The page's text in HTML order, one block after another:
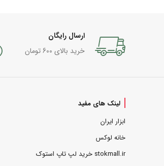
ارسال رایگان
خرید بالای 600 تومان
لینک های مفید
ابزار ایران
خانه لوکس
stokmall.ir خرید لپ تاپ استوک